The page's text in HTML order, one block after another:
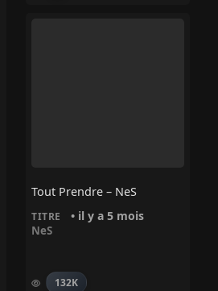
Tout Prendre – NeS
TITRE • il y a 5 mois
NeS
132K